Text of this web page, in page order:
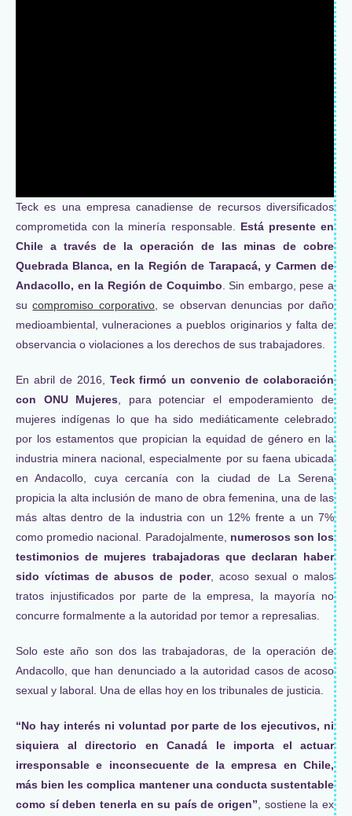
Teck es una empresa canadiense de recursos diversificados
comprometida con la minería responsable. Está presente en
Chile a través de la operación de las minas de cobre
Quebrada Blanca, en la Región de Tarapacá, y Carmen de
Andacollo, en la Región de Coquimbo . Sin embargo, pese a
sucompromiso corporativo, se observan denuncias por daño
medioambiental, vulneraciones a pueblos originarios y falta de
observancia o violaciones a los derechos de sus trabajadores.
En abril de 2016, Teck firmó un convenio de colaboración
con ONU Mujeres , para potenciar el empoderamiento de
mujeres indígenas lo que ha sido mediáticamente celebrado
por los estamentos que propician la equidad de género en la
industria minera nacional, especialmente por su faena ubicada
en Andacollo, cuya cercanía con la ciudad de La Serena
propicia la alta inclusión de mano de obra femenina, una de las
más altas dentro de la industria con un 12% frente a un 7%
como promedio nacional. Paradojalmente, numerosos son los
testimonios de mujeres trabajadoras que declaran haber
sido víctimas de abusos de poder, acoso sexual o malos
tratos injustificados por parte de la empresa, la mayoría no
concurre formalmente a la autoridad por temor a represalias.
Solo este año son dos las trabajadoras, de la operación de
Andacollo, que han denunciado a la autoridad casos de acoso
sexual y laboral. Una de ellas hoy en los tribunales de justicia.
“No hay interés ni voluntad por parte de los ejecutivos, ni
siquiera al directorio en Canadá le importa el actuar
irresponsable e inconsecuente de la empresa en Chile,
más bien les complica mantener una conducta sustentable
como sí deben tenerla en su país de origen” , sostiene la ex